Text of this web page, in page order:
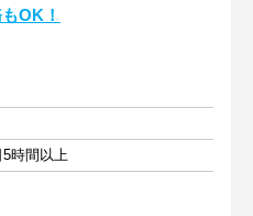
OK！
時間以上